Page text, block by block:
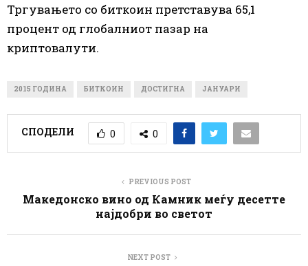
Тргувањето со биткоин претставува 65,1
процент од глобалниот пазар на
криптовалути.
2015 ГОДИНА БИТКОИН ДОСТИГНА ЈАНУАРИ
СПОДЕЛИ 0 0
PREVIOUS POST
Македонско вино од Камник меѓу десетте
најдобри во светот
NEXT POST